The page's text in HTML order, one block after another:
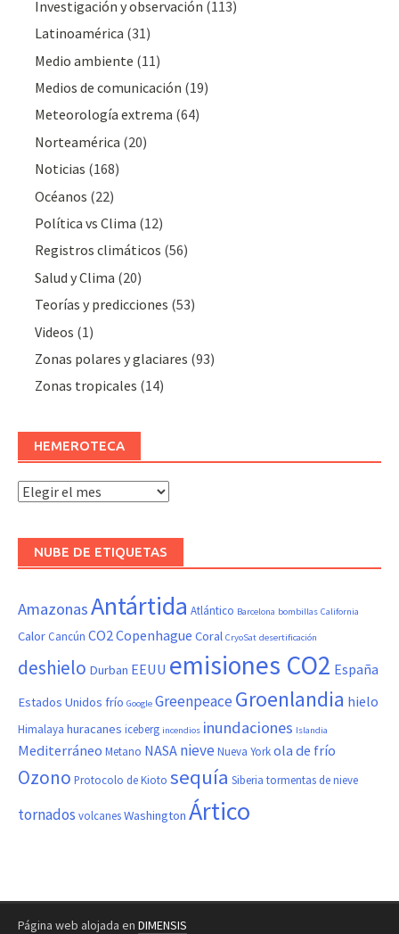
Investigación y observación (113)
Latinoamérica (31)
Medio ambiente (11)
Medios de comunicación (19)
Meteorologí­a extrema (64)
Norteamérica (20)
Noticias (168)
Océanos (22)
Polí­tica vs Clima (12)
Registros climáticos (56)
Salud y Clima (20)
Teorías y predicciones (53)
Videos (1)
Zonas polares y glaciares (93)
Zonas tropicales (14)
HEMEROTECA
Hemeroteca
NUBE DE ETIQUETAS
AmazonasAntártida Atlántico Barcelona bombillas California
Calor Cancún CO2Copenhague Coral CryoSat desertificación
deshielo Durban EEUU emisiones CO2 España
Estados Unidos frío Google GreenpeaceGroenlandia hielo
Himalaya huracanes iceberg incendios inundaciones Islandia
Mediterráneo Metano NASA nieveNueva Yorkola de frío
Ozono Protocolo de Kioto sequía Siberia tormentas de nieve
tornados volcanesWashington Ártico
Página web alojada en DIMENSIS